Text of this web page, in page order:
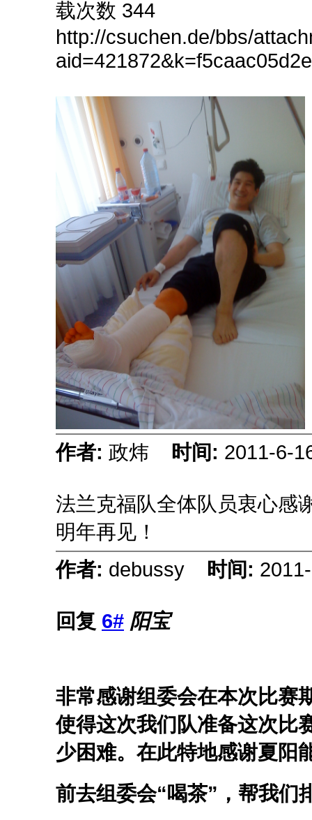
载次数 344
http://csuchen.de/bbs/
作者: 政炜 时间: 2011-6-
法兰克福队全体队员衷心感
明年再见！
作者: debussy 时间:
回复 6# 阳宝
非常感谢组委会在本次比赛
使得这次我们队准备这次比
少困难。在此特地感谢夏阳
前去组委会“喝茶”，帮我们